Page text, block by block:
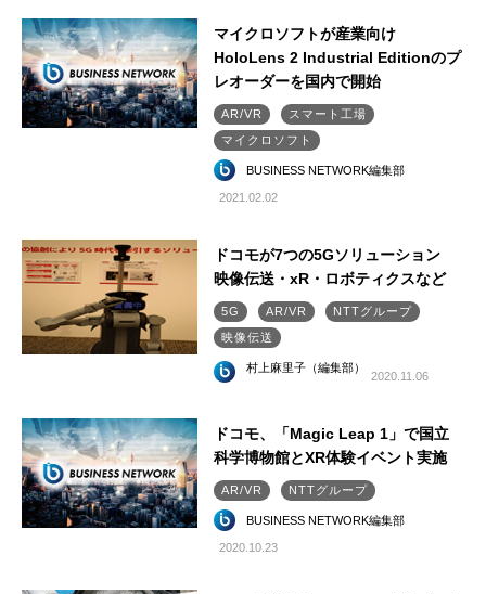
マイクロソフトが産業向け
HoloLens 2 Industrial Editionのプ
レオーダーを国内で開始
AR/VR
スマート工場
マイクロソフト
BUSINESS NETWORK編集部
2021.02.02
ドコモが7つの5Gソリューション
映像伝送・xR・ロボティクスなど
5G AR/VR
NTTグループ
映像伝送
村上麻里子（編集部）
2020.11.06
ドコモ、「Magic Leap 1」で国立
科学博物館とXR体験イベント実施
AR/VR NTTグループ
BUSINESS NETWORK編集部
2020.10.23